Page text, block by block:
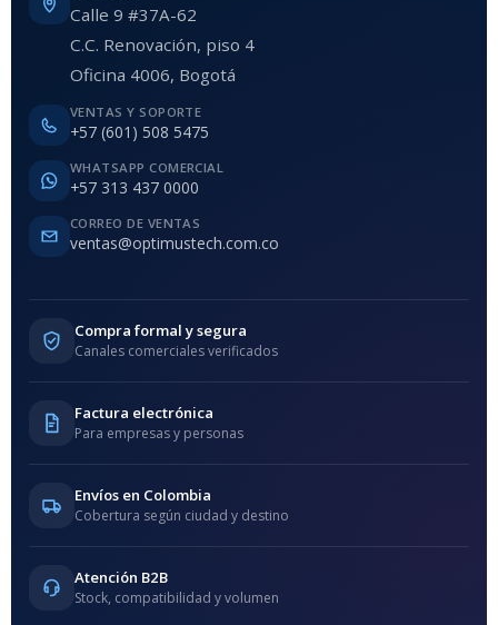
Calle 9 #37A-62
C.C. Renovación, piso 4
Oficina 4006, Bogotá
VENTAS Y SOPORTE
+57 (601) 508 5475
WHATSAPP COMERCIAL
+57 313 437 0000
CORREO DE VENTAS
ventas@optimustech.com.co
Compra formal y segura
Canales comerciales verificados
Factura electrónica
Para empresas y personas
Envíos en Colombia
Cobertura según ciudad y destino
Atención B2B
Stock, compatibilidad y volumen